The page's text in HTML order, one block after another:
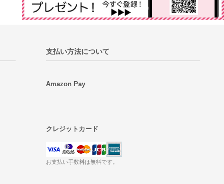
支払い方法について
Amazon Pay
クレジットカード
お支払い手数料は無料です。